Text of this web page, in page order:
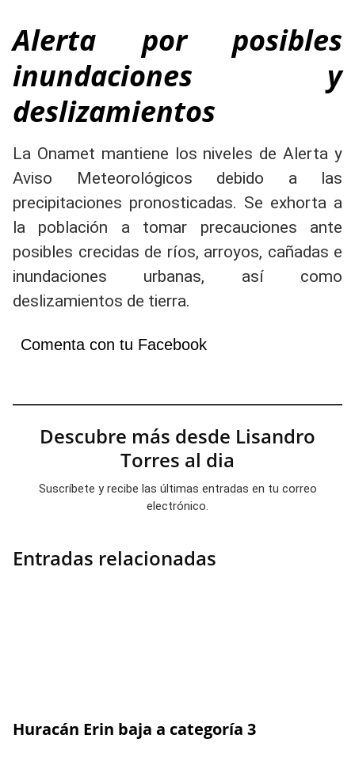
Alerta por posibles
inundaciones y
deslizamientos
La Onamet mantiene los niveles de Alerta y
Aviso Meteorológicos debido a las
precipitaciones pronosticadas. Se exhorta a
la población a tomar precauciones ante
posibles crecidas de ríos, arroyos, cañadas e
inundaciones urbanas, así como
deslizamientos de tierra.
Comenta con tu Facebook
Descubre más desde Lisandro
Torres al dia
Suscríbete y recibe las últimas entradas en tu correo
electrónico.
Entradas relacionadas
Huracán Erin baja a categoría 3